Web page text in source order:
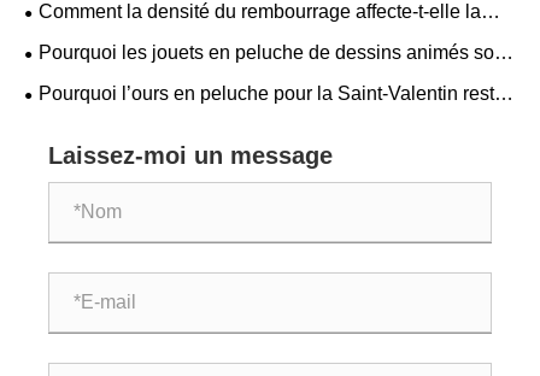
Comment la densité du rembourrage affecte-t-elle la
douceur et la rétention de forme des jouets en peluche ?
Pourquoi les jouets en peluche de dessins animés sont-
ils plus importants en hiver ?
Pourquoi l’ours en peluche pour la Saint-Valentin reste-
Laissez-moi un message